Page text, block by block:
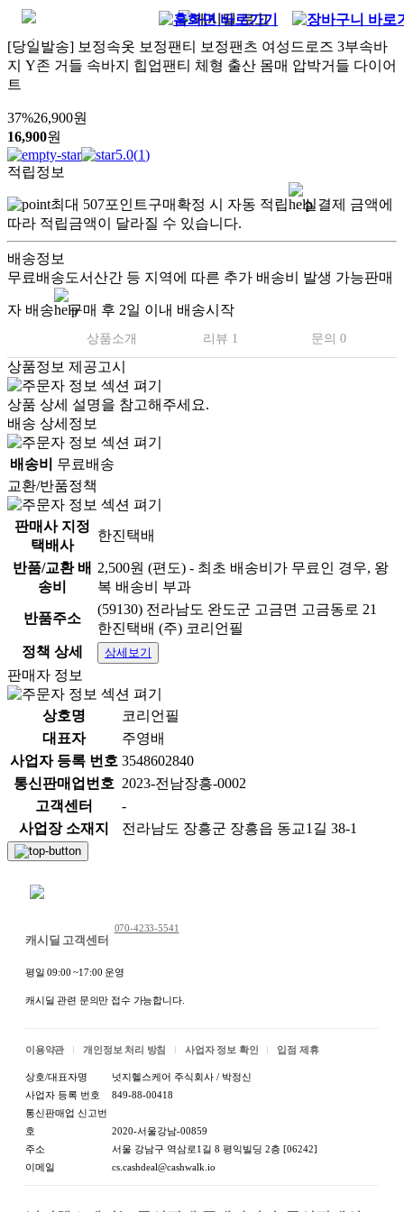
[당일발송] 보정속옷 보정팬티 보정팬츠 여성드로즈 3부속바
지 Y존 거들 속바지 힙업팬티 체형 출산 몸매 압박거들 다이어
트
37%26,900원
16,900원
5.0(1)
적립정보
최대 507포인트구매확정 시 자동 적립
실결제 금액에
따라 적립금액이 달라질 수 있습니다.
배송정보
무료배송도서산간 등 지역에 따른 추가 배송비 발생 가능판매
자 배송 구매 후 2일 이내 배송시작
상품소개 리뷰 1 문의 0
상품정보 제공고시
상품 상세 설명을 참고해주세요.
배송 상세정보
배송비
무료배송
교환/반품정책
판매사 지정
택배사
한진택배
반품/교환 배
송비
2,500원 (편도) - 최초 배송비가 무료인 경우, 왕
복 배송비 부과
반품주소
(59130) 전라남도 완도군 고금면 고금동로 21
한진택배 (주) 코리언필
정책 상세
상세보기
판매자 정보
상호명
코리언필
대표자
주영배
사업자 등록 번호 3548602840
통신판매업번호 2023-전남장흥-0002
고객센터
-
사업장 소재지
전라남도 장흥군 장흥읍 동교1길 38-1
캐시딜 고객센터
070-4233-5541
평일 09:00 ~17:00 운영
캐시딜 관련 문의만 접수 가능합니다.
이용약관 개인정보 처리 방침 사업자 정보 확인 입점 제휴
상호/대표자명
넛지헬스케어 주식회사 / 박정신
사업자 등록 번호
849-88-00418
통신판매업 신고번
호
2020-서울강남-00859
주소
서울 강남구 역삼로1길 8 평익빌딩 2층 [06242]
이메일
cs.cashdeal@cashwalk.io